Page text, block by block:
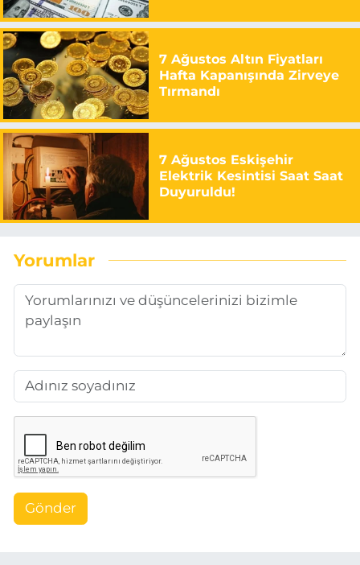
7 Ağustos Altın Fiyatları
Hafta Kapanışında Zirveye
Tırmandı
7 Ağustos Eskişehir
Elektrik Kesintisi Saat Saat
Duyuruldu!
Yorumlar
Gönder